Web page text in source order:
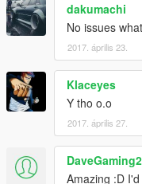
dakumachi
No issues
2017. április 23.
Klaceyes
Y tho o.o
2017. április 27.
Amazing :D